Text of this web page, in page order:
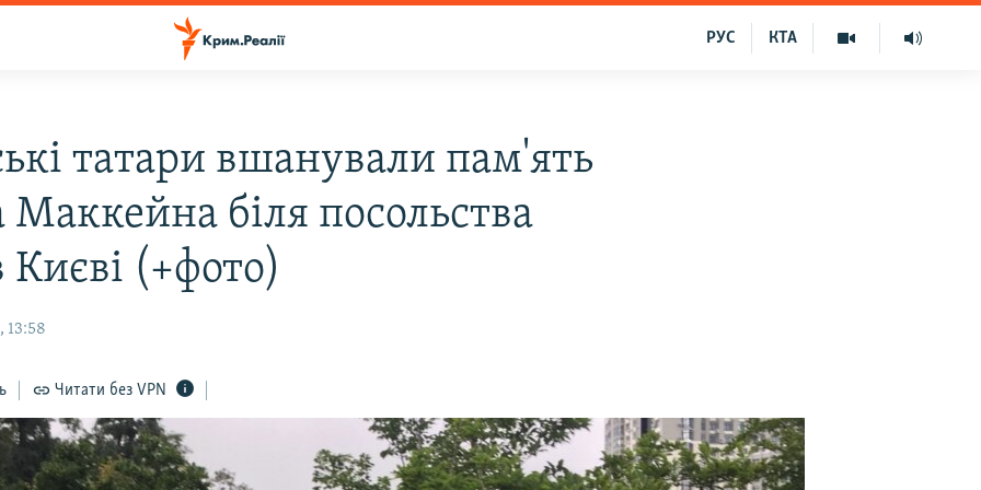
КТА
РУС
татари вшанували пам'ять
біля посольства
(+фото)
13:58
Читати без VPN